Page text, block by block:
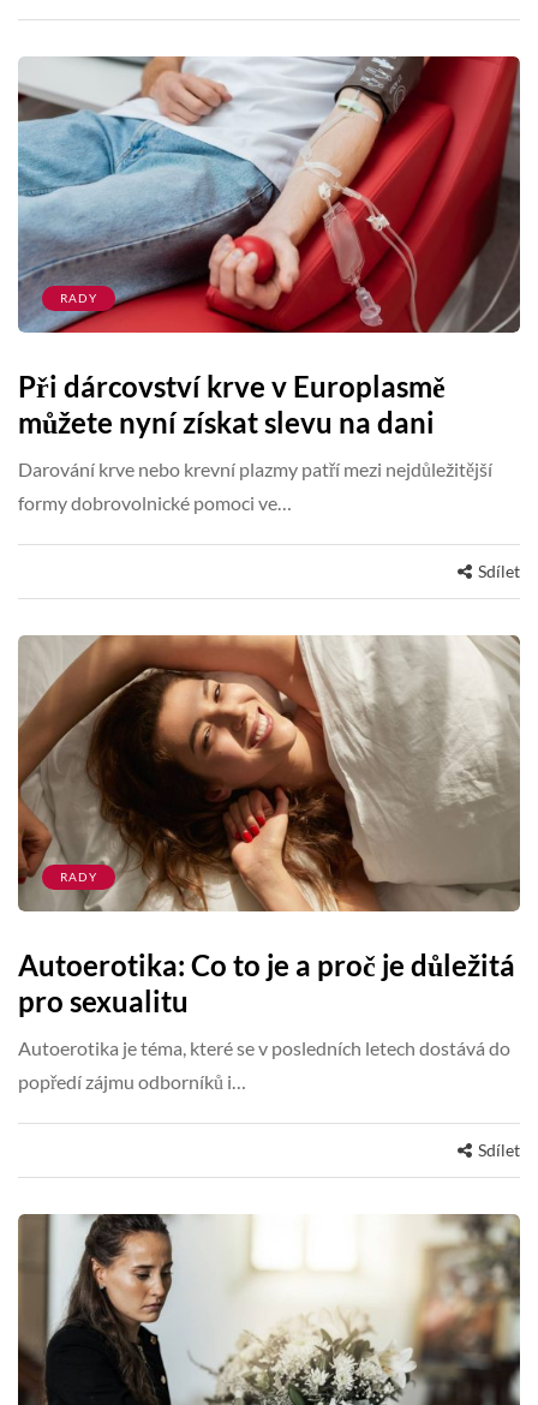
RADY
Při dárcovství krve v Europlasmě
můžete nyní získat slevu na dani
Darování krve nebo krevní plazmy patří mezi nejdůležitější
formy dobrovolnické pomoci ve…
Sdílet
RADY
Autoerotika: Co to je a proč je důležitá
pro sexualitu
Autoerotika je téma, které se v posledních letech dostává do
popředí zájmu odborníků i…
Sdílet